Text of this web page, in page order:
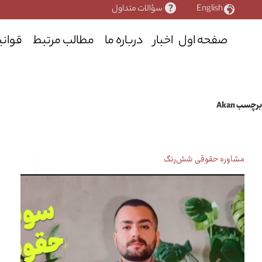
به
English سؤالات متداول
صفحه اول اخبار درباره ما مطالب مرتبط
برچسب
مشاوره حقوقی شش‌رنگ